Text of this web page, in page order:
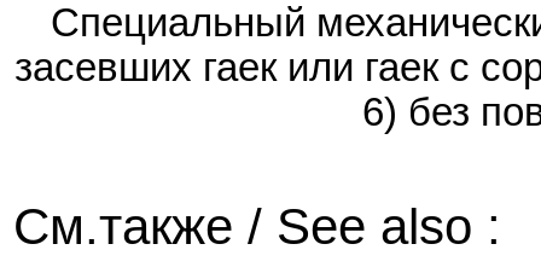
Специальный
засевших гаек или гаек с
6) без
См.также / See also :